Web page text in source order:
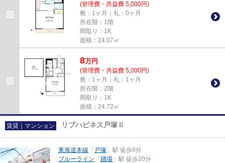
(管理費・共益費 5,000円)
敷：1ヶ月｜礼：0ヶ月
所在階：1階
間取り：1K
面積：24.07㎡
8万円
(管理費・共益費 5,000円)
敷：1ヶ月｜礼：1ヶ月
所在階：2階
間取り：1K
面積：24.72㎡
賃貸｜マンション リブハピネス戸塚Ⅱ
東海道本線 「 戸塚 」駅 徒歩6分
ブルーライン 「 踊場 」駅 徒歩20分